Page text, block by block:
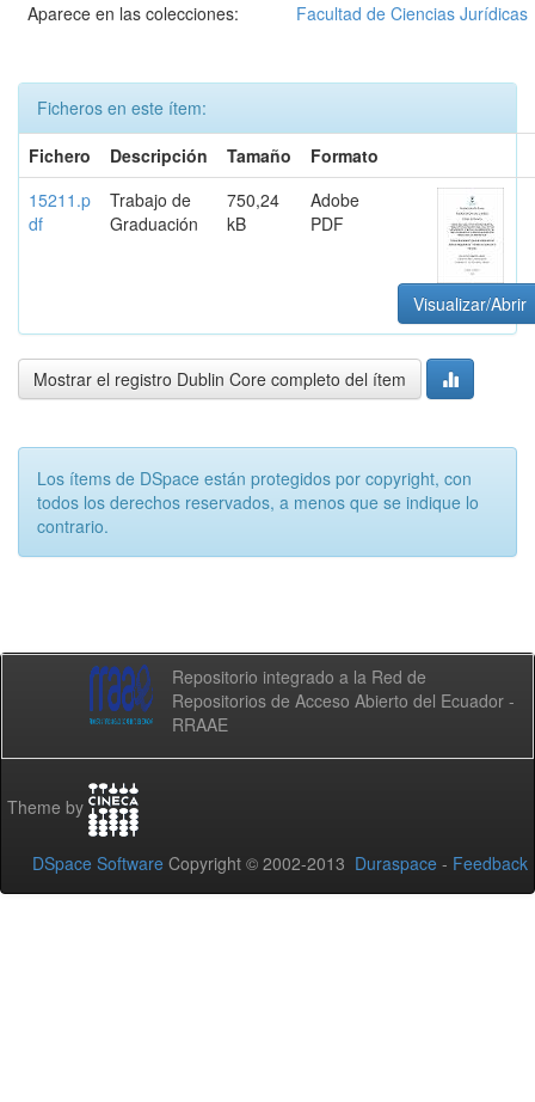
Aparece en las colecciones:
Facultad de Ciencias Jurídicas
Ficheros en este ítem:
Fichero
Descripción Tamaño
Formato
15211.p
df
Trabajo de
Graduación
750,24
kB
Adobe
PDF
Visualizar/Abrir
Mostrar el registro Dublin Core completo del ítem
Los ítems de DSpace están protegidos por copyright, con
todos los derechos reservados, a menos que se indique lo
contrario.
Repositorio integrado a la Red de
Repositorios de Acceso Abierto del Ecuador -
RRAAE
Theme by
DSpace Software Copyright © 2002-2013 Duraspace - Feedback